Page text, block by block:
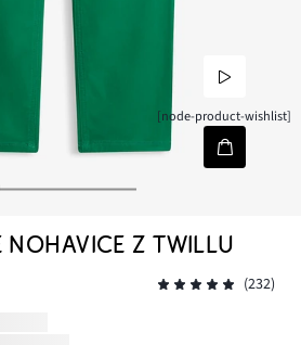
[node-product-wishlist]
Z TWILLU
(232)